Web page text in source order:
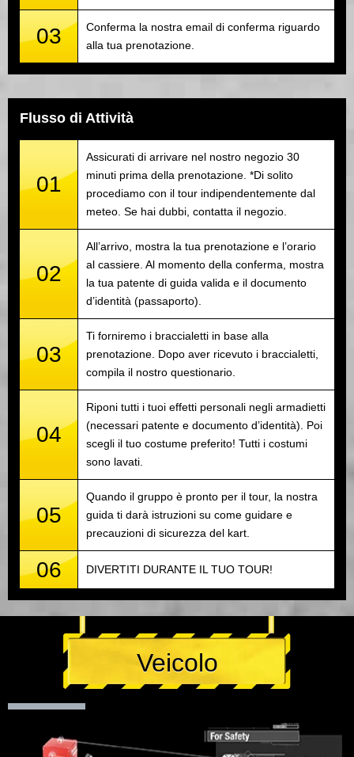
03
Conferma la nostra email di conferma riguardo
alla tua prenotazione.
Flusso di Attività
01
Assicurati di arrivare nel nostro negozio 30
minuti prima della prenotazione. *Di solito
procediamo con il tour indipendentemente dal
meteo. Se hai dubbi, contatta il negozio.
02
All’arrivo, mostra la tua prenotazione e l’orario
al cassiere. Al momento della conferma, mostra
la tua patente di guida valida e il documento
d’identità (passaporto).
03
Ti forniremo i braccialetti in base alla
prenotazione. Dopo aver ricevuto i braccialetti,
compila il nostro questionario.
04
Riponi tutti i tuoi effetti personali negli armadietti
(necessari patente e documento d’identità). Poi
scegli il tuo costume preferito! Tutti i costumi
sono lavati.
05
Quando il gruppo è pronto per il tour, la nostra
guida ti darà istruzioni su come guidare e
precauzioni di sicurezza del kart.
06 DIVERTITI DURANTE IL TUO TOUR!
Veicolo